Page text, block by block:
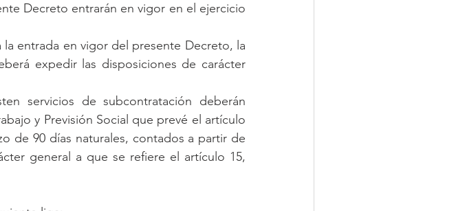
Decreto entrarán en vigor en el ejercicio
entrada en vigor del presente Decreto, la
expedir las disposiciones de carácter
servicios de subcontratación deberán
y Previsión Social que prevé el artículo
de 90 días naturales, contados a partir de
general a que se refiere el artículo 15,